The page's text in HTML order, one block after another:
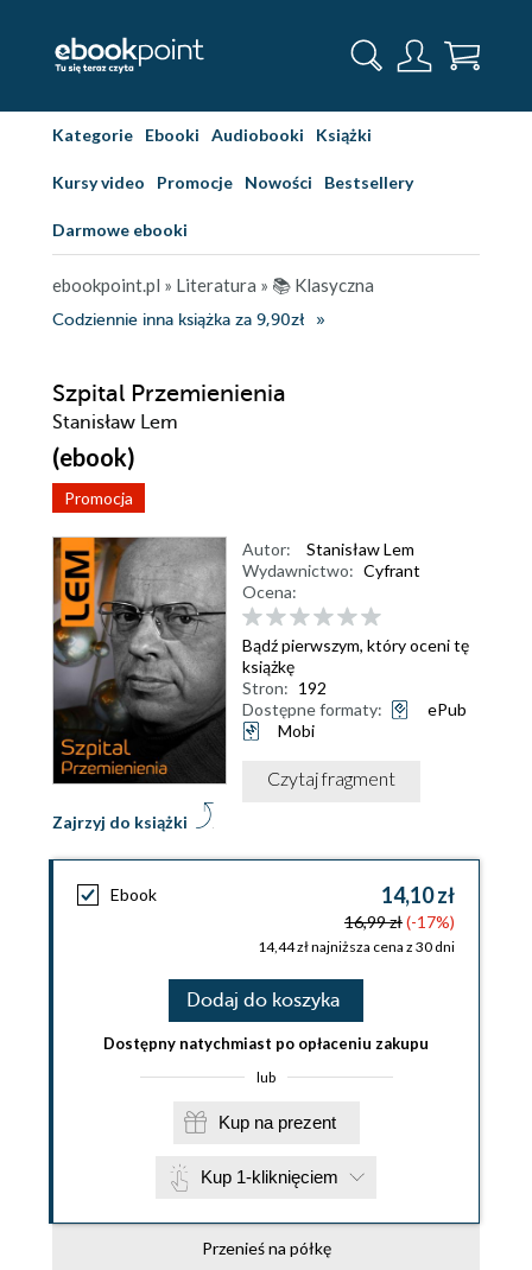
Kategorie Ebooki Audiobooki Książki
Kursy video Promocje Nowości Bestsellery
Darmowe ebooki
ebookpoint.pl » Literatura » 📚 Klasyczna
Codziennie inna książka za 9,90zł
Szpital Przemienienia
Stanisław Lem
(ebook)
Promocja
Zajrzyj do książki
Autor:
Stanisław Lem
Wydawnictwo: Cyfrant
Ocena:
Bądź pierwszym, który oceni tę
książkę
Stron: 192
Dostępne formaty:
ePub
Mobi
Czytaj fragment
Ebook 14,10 zł
16,99 zł(-17%)
14,44 zł najniższa cena z 30 dni
Dodaj do koszyka
Dostępny natychmiast po opłaceniu zakupu
lub
Kup na prezent
Kup 1-kliknięciem
Przenieś na półkę